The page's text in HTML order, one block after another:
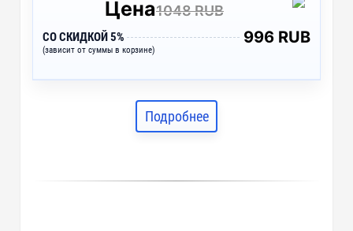
Цена1048 RUB
СО СКИДКОЙ 5%
(зависит от суммы в корзине)
996 RUB
Подробнее